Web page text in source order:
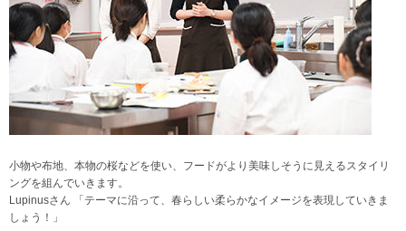
小物や布地、本物の桜などを使い、フードがより美味しそうに見えるスタイリ
ングを組んでいきます。
Lupinusさん 「テーマに沿って、春らしい柔らかなイメージを表現していきま
しょう！」